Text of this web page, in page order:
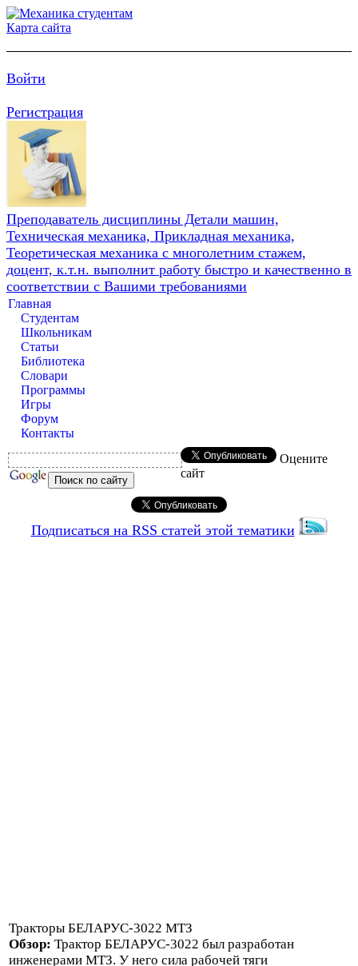
Карта сайта
Войти
Регистрация
Преподаватель дисциплины Детали машин,
Техническая механика, Прикладная механика,
Теоретическая механика с многолетним стажем,
доцент, к.т.н. выполнит работу быстро и качественно в
соответствии с Вашими требованиями
Главная
Студентам
Школьникам
Статьи
Библиотека
Словари
Программы
Игры
Форум
Контакты
Оцените
сайт
Подписаться на RSS статей этой тематики
Тракторы БЕЛАРУС-3022 МТЗ
Обзор: Трактор БЕЛАРУС-3022 был разработан
инженерами МТЗ. У него сила рабочей тяги